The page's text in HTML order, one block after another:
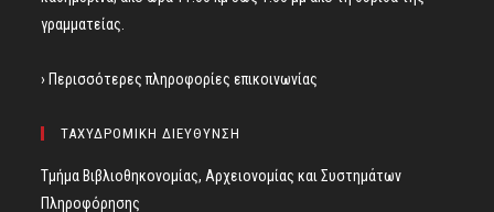
γραμματείας.
› Περισσότερες πληροφορίες επικοινωνίας
ΤΑΧΥΔΡΟΜΙΚΗ ΔΙΕΥΘΥΝΣΗ
Τμήμα Βιβλιοθηκονομίας, Αρχειονομίας και Συστημάτων
Πληροφόρησης